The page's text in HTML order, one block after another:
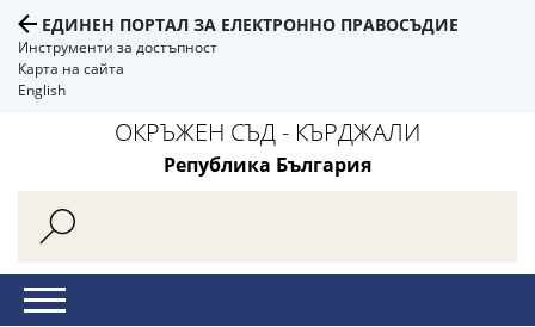
ЕДИНЕН ПОРТАЛ ЗА ЕЛЕКТРОННО ПРАВОСЪДИЕ
Инструменти за достъпност
Карта на сайта
English
ОКРЪЖЕН СЪД - КЪРДЖАЛИ
Република България